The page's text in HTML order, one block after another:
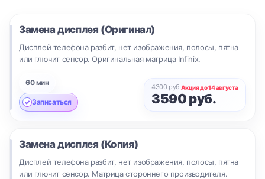
Замена дисплея (Оригинал)
Дисплей телефона разбит, нет изображения, полосы, пятна
или глючит сенсор. Оригинальная матрица Infinix.
60 мин
Записаться
4300 руб.Акция до 14 августа
3590 руб.
Замена дисплея (Копия)
Дисплей телефона разбит, нет изображения, полосы, пятна
или глючит сенсор. Матрица стороннего производителя.